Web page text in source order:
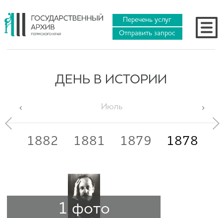
Перечень услуг
Отправить запрос
ДЕНЬ В ИСТОРИИ
Июль
1882 1881 1879 1878
1 фото